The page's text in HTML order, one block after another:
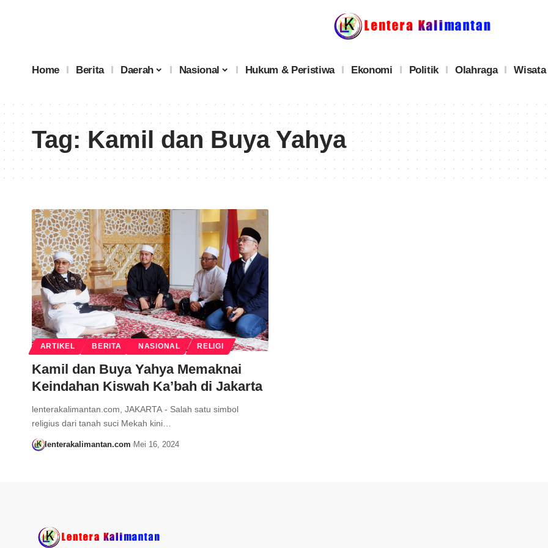
Home Berita Daerah Nasional Hukum & Peristiwa Ekonomi Politik Olahraga Wisata
Tag:Kamil dan Buya Yahya
ARTIKEL BERITA NASIONAL RELIGI
Kamil dan Buya Yahya Memaknai
Keindahan Kiswah Ka’bah di Jakarta
lenterakalimantan.com, JAKARTA - Salah satu simbol
religius dari tanah suci Mekah kini…
lenterakalimantan.com Mei 16, 2024